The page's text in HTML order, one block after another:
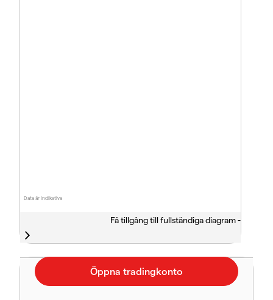
Data är indikativa
Få tillgång till fullständiga diagram -